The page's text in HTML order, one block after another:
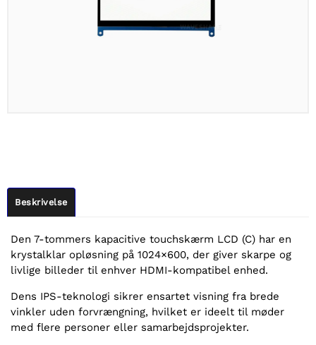
Beskrivelse
Den 7-tommers kapacitive touchskærm LCD (C) har en
krystalklar opløsning på 1024×600, der giver skarpe og
livlige billeder til enhver HDMI-kompatibel enhed.
Dens IPS-teknologi sikrer ensartet visning fra brede
vinkler uden forvrængning, hvilket er ideelt til møder
med flere personer eller samarbejdsprojekter.